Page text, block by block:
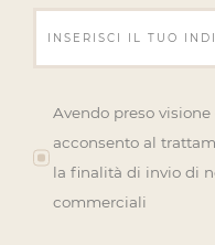
Avendo preso
acconsento al
la finalità di invio di
commerciali